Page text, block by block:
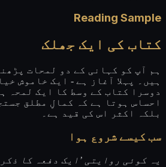
Reading Sample
کتاب کی ایک جھلک
ہم آپ کو کہانی کے دو لمحات
ہیں۔ پہلا آغاز ہے - ایک خاموش
دوسرا کتاب کے وسط کا ایک لمحہ
احساس ہوتا ہے کہ کمالِ مطلق
بلکہ اکثر اس کی قید ہے۔
سب کیسے شروع ہوا
یہ کوئی روایتی ’ایک دفعہ کا